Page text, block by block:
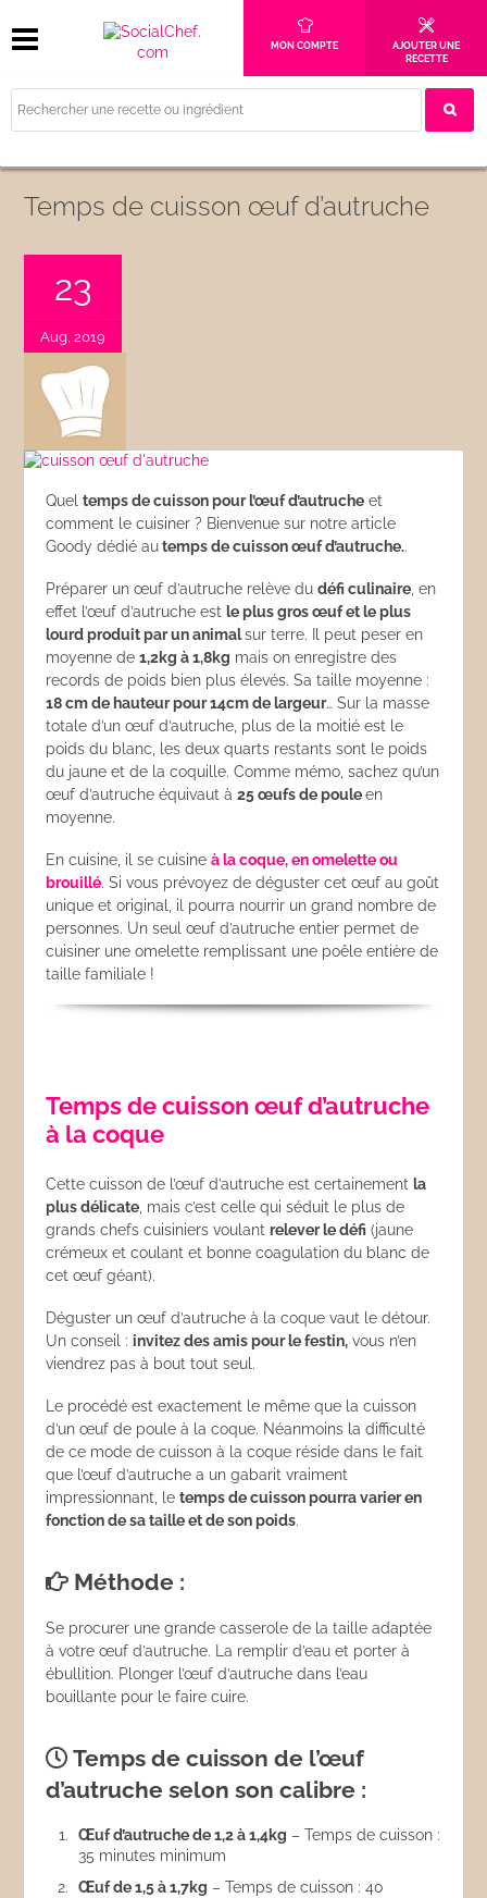
MON COMPTE
AJOUTER UNE
RECETTE
Temps de cuisson œuf d’autruche
23
Aug, 2019
Queltemps de cuisson pour l’œuf d’autruche et
comment le cuisiner ? Bienvenue sur notre article
Goody dédié autemps de cuisson œuf d’autruche..
Préparer un œuf d’autruche relève dudéfi culinaire , en
effet l’œuf d’autruche est le plus gros œuf et le plus
lourd produit par un animalsur terre. Il peut peser en
moyenne de1,2kg à 1,8kg mais on enregistre des
records de poids bien plus élevés. Sa taille moyenne :
18 cm de hauteur pour 14cm de largeur… Sur la masse
totale d’un œuf d’autruche, plus de la moitié est le
poids du blanc, les deux quarts restants sont le poids
du jaune et de la coquille. Comme mémo, sachez qu’un
œuf d’autruche équivaut à25 œufs de pouleen
moyenne.
En cuisine, il se cuisineà la coque, en omelette ou
brouillé. Si vous prévoyez de déguster cet œuf au goût
unique et original, il pourra nourrir un grand nombre de
personnes. Un seul œuf d’autruche entier permet de
cuisiner une omelette remplissant une poêle entière de
taille familiale !
Temps de cuisson œuf d’autruche
à la coque
Cette cuisson de l’œuf d’autruche est certainement la
plus délicate , mais c’est celle qui séduit le plus de
grands chefs cuisiniers voulantrelever le défi (jaune
crémeux et coulant et bonne coagulation du blanc de
cet œuf géant).
Déguster un œuf d’autruche à la coque vaut le détour.
Un conseil :invitez des amis pour le festin, vous n’en
viendrez pas à bout tout seul.
Le procédé est exactement le même que la cuisson
d’un œuf de poule à la coque. Néanmoins la difficulté
de ce mode de cuisson à la coque réside dans le fait
que l’œuf d’autruche a un gabarit vraiment
impressionnant, letemps de cuisson pourra varier en
fonction de sa taille et de son poids.
Méthode :
Se procurer une grande casserole de la taille adaptée
à votre œuf d’autruche. La remplir d’eau et porter à
ébullition. Plonger l’œuf d’autruche dans l’eau
bouillante pour le faire cuire.
Temps de cuisson de l’œuf
d’autruche selon son calibre :
Œuf d’autruche de 1,2 à 1,4kg – Temps de cuisson :
35 minutes minimum
Œuf de 1,5 à 1,7kg – Temps de cuisson : 40